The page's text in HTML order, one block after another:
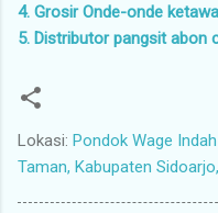
4. Grosir Onde-onde ketawa
5. Distributor pangsit abon
Lokasi: Pondok Wage
Taman, Kabupaten